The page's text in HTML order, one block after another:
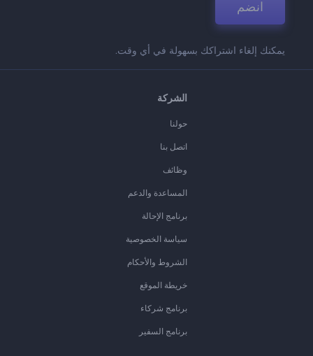
انضم
يمكنك إلغاء اشتراكك بسهولة في أي وقت.
الشركة
حولنا
اتصل بنا
وظائف
المساعدة والدعم
برنامج الإحالة
سياسة الخصوصية
الشروط والأحكام
خريطة الموقع
برنامج شركاء
برنامج السفير